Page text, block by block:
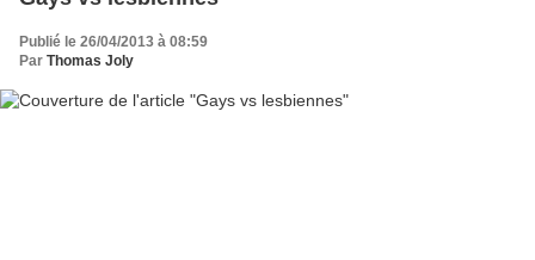
Publié le 26/04/2013 à 08:59
Par Thomas Joly